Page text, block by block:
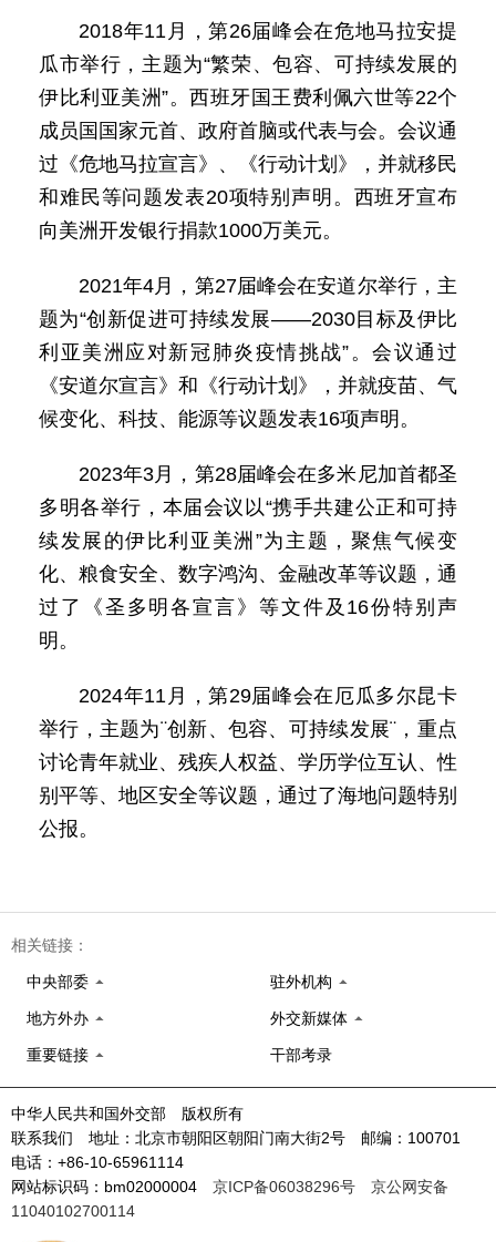
2018年11月，第26届峰会在危地马拉安提
瓜市举行，主题为“繁荣、包容、可持续发展的
伊比利亚美洲”。西班牙国王费利佩六世等22个
成员国国家元首、政府首脑或代表与会。会议通
过《危地马拉宣言》、《行动计划》，并就移民
和难民等问题发表20项特别声明。西班牙宣布
向美洲开发银行捐款1000万美元。
2021年4月，第27届峰会在安道尔举行，主
题为“创新促进可持续发展——2030目标及伊比
利亚美洲应对新冠肺炎疫情挑战”。会议通过
《安道尔宣言》和《行动计划》，并就疫苗、气
候变化、科技、能源等议题发表16项声明。
2023年3月，第28届峰会在多米尼加首都圣
多明各举行，本届会议以“携手共建公正和可持
续发展的伊比利亚美洲”为主题，聚焦气候变
化、粮食安全、数字鸿沟、金融改革等议题，通
过了《圣多明各宣言》等文件及16份特别声
明。
2024年11月，第29届峰会在厄瓜多尔昆卡
举行，主题为¨创新、包容、可持续发展¨，重点
讨论青年就业、残疾人权益、学历学位互认、性
别平等、地区安全等议题，通过了海地问题特别
公报。
相关链接：
中央部委 驻外机构
地方外办 外交新媒体
重要链接 干部考录
中华人民共和国外交部 版权所有
联系我们 地址：北京市朝阳区朝阳门南大街2号 邮编：100701
电话：+86-10-65961114
网站标识码：bm02000004 京ICP备06038296号
京公网安备
11040102700114